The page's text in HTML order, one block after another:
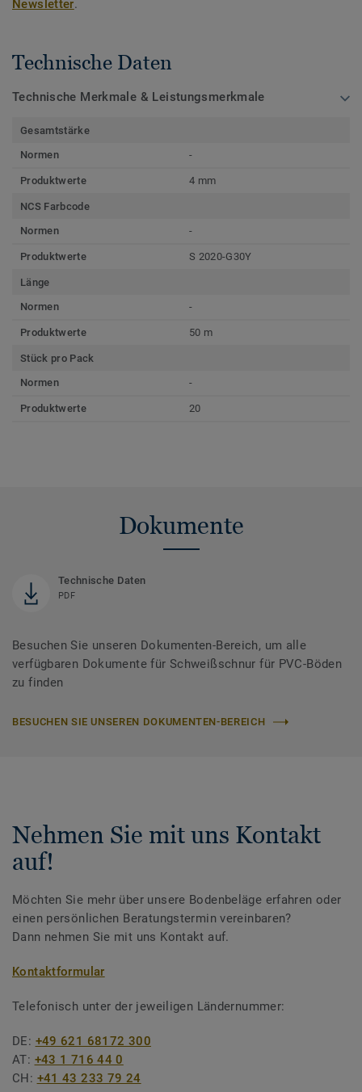
Newsletter.
Technische Daten
Technische Merkmale & Leistungsmerkmale
Gesamtstärke
Normen
-
Produktwerte 4 mm
NCS Farbcode
Normen
-
Produktwerte S 2020-G30Y
Länge
Normen
-
Produktwerte 50 m
Stück pro Pack
Normen
-
Produktwerte 20
Dokumente
Technische Daten
PDF
Besuchen Sie unseren Dokumenten-Bereich, um alle
verfügbaren Dokumente für Schweißschnur für PVC-Böden
zu finden
BESUCHEN SIE UNSEREN DOKUMENTEN-BEREICH
Nehmen Sie mit uns Kontakt
auf!
Möchten Sie mehr über unsere Bodenbeläge erfahren oder
einen persönlichen Beratungstermin vereinbaren?
Dann nehmen Sie mit uns Kontakt auf.
Kontaktformular
Telefonisch unter der jeweiligen Ländernummer:
DE: +49 621 68172 300
AT: +43 1 716 44 0
CH: +41 43 233 79 24